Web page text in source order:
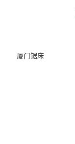
厦门锯床